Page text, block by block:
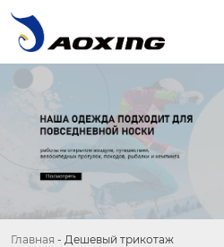
Главная - Дешевый трикотаж